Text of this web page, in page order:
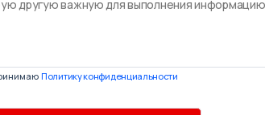
Политику конфиденциальности